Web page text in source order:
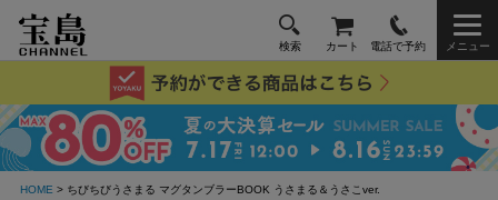
検索 カート 電話で予約 メニュー
HOME > ちびちびうさまる マグタンブラーBOOK うさまる＆うさこver.